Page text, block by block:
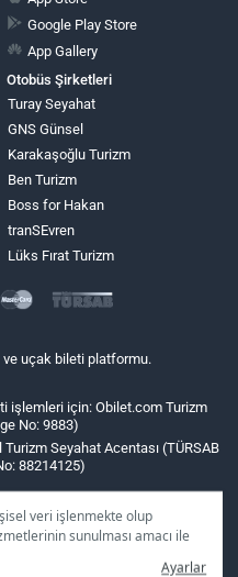
veri işlenmekte olup
sunulması amacı ile
size özel
Ayarlar
Google Play Store
App Gallery
Otobüs Şirketleri
Turay Seyahat
GNS Günsel
Karakaşoğlu Turizm
Ben Turizm
Boss for Hakan
tranSEvren
Lüks Fırat Turizm
uçak bileti platformu.
işlemleri için: Obilet.com Turizm
No: 9883)
Seyahat Acentası (TÜRSAB
88214125)